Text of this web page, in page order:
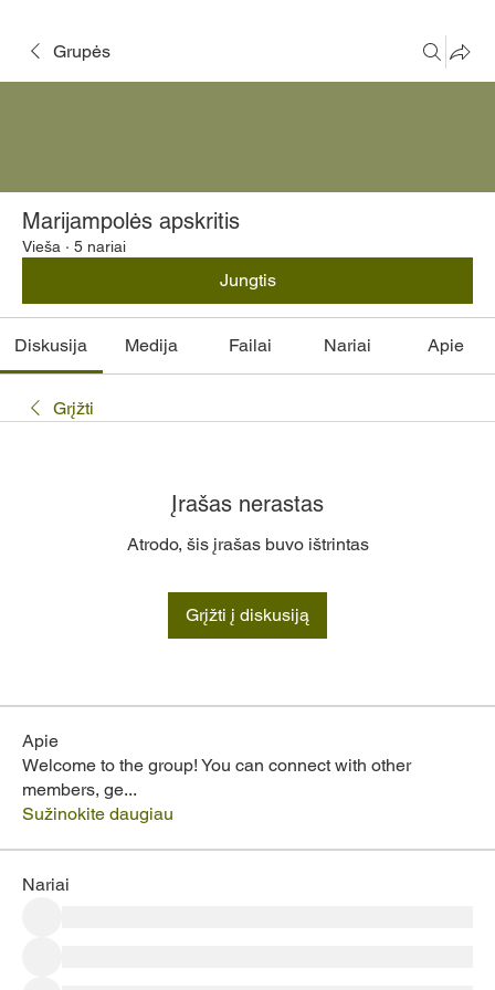
Grupės
Marijampolės apskritis
Vieša · 5 nariai
Jungtis
Diskusija Medija Failai Nariai Apie
Grįžti
Įrašas nerastas
Atrodo, šis įrašas buvo ištrintas
Grįžti į diskusiją
Apie
Welcome to the group! You can connect with other
members, ge...
Sužinokite daugiau
Nariai